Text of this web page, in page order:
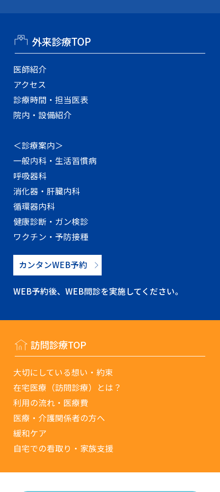
外来診療TOP
医師紹介
アクセス
診療時間・担当医表
院内・設備紹介
＜診療案内＞
一般内科・生活習慣病
呼吸器科
消化器・肝臓内科
循環器内科
健康診断・ガン検診
ワクチン・予防接種
カンタンWEB予約
WEB予約後、WEB問診を実施してください。
訪問診療TOP
大切にしている想い・約束
在宅医療（訪問診療）とは？
利用の流れ・医療費
医療・介護関係者の方へ
緩和ケア
自宅での看取り・家族支援